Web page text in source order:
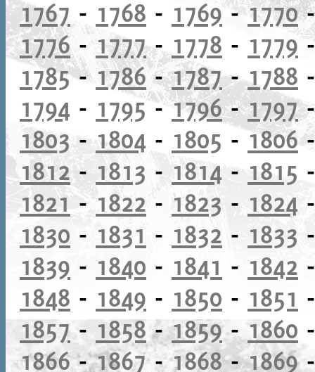
1767 - 1768 - 1769- 1770
1776 - 1777- 1778 - 1779
1785- 1786-1787-1788
1794 - 1795-1796-1797
1803- 1804 - 1805 -1806
1812- 1813 - 1814 - 1815
1821-1822 - 1823 - 1824
1830 - 1831 - 1832 - 1833
1839 - 1840 - 1841 - 1842
1848 - 1849 - 1850 - 1851
1857-1858-1859- 1860
1866-1867-1868-1869